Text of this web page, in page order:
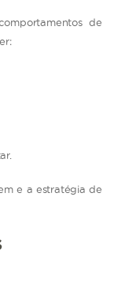
de
e a estratégia de